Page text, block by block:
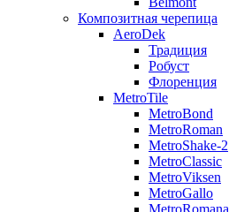
Композитная черепица
AeroDek
Традиция
Робуст
Флоренция
MetroTile
MetroBond
MetroRoman
MetroShake-2
MetroClassic
MetroViksen
MetroGallo